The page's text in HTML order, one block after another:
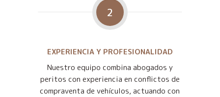
2
EXPERIENCIA Y PROFESIONALIDAD
Nuestro equipo combina abogados y
peritos con experiencia en conflictos de
compraventa de vehículos, actuando con